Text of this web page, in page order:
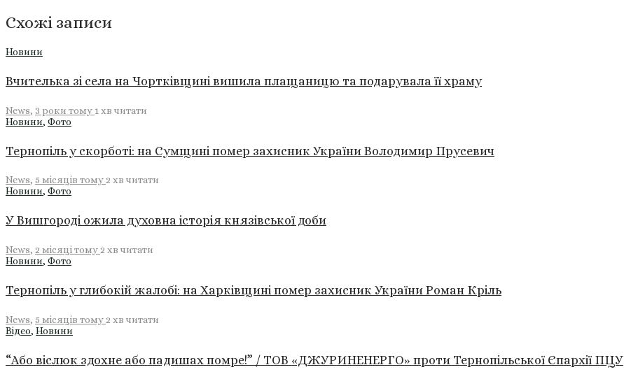
Схожі записи
Новини
Вчителька зі села на Чортківщині вишила плащаницю та подарувала її храму
News, 3 роки тому 1 хв читати
Новини, Фото
Тернопіль у скорботі: на Сумщині помер захисник України Володимир Прусевич
News, 5 місяців тому2 хв читати
Новини, Фото
У Вишгороді ожила духовна історія князівської доби
News, 2 місяці тому2 хв читати
Новини, Фото
Тернопіль у глибокій жалобі: на Харківщині помер захисник України Роман Кріль
News, 5 місяців тому2 хв читати
Відео, Новини
“Або віслюк здохне або падишах помре!” / ТОВ «ДЖУРИНЕНЕРГО» проти Тернопільської Єпархії ПЦУ